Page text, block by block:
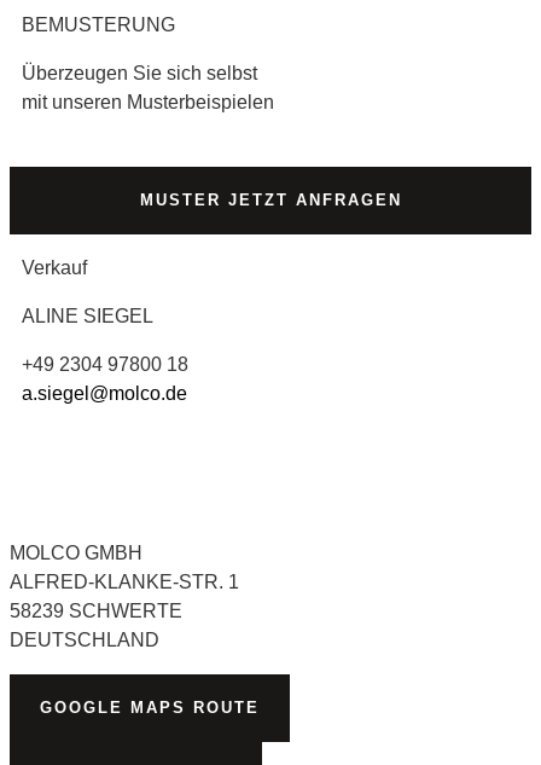
BEMUSTERUNG
Überzeugen Sie sich selbst
mit unseren Musterbeispielen
MUSTER JETZT ANFRAGEN
Verkauf
ALINE SIEGEL
+49 2304 97800 18
a.siegel@molco.de
MOLCO GMBH
ALFRED-KLANKE-STR. 1
58239 SCHWERTE
DEUTSCHLAND
GOOGLE MAPS ROUTE